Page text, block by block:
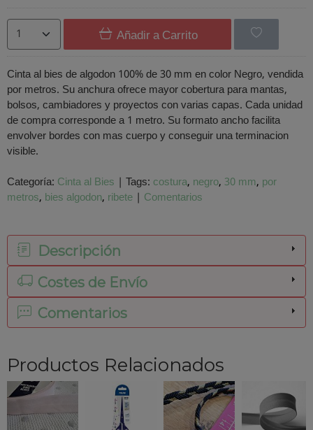
Añadir a Carrito
Cinta al bies de algodon 100% de 30 mm en color Negro, vendida
por metros. Su anchura ofrece mayor cobertura para mantas,
bolsos, cambiadores y proyectos con varias capas. Cada unidad
de compra corresponde a 1 metro. Su formato ancho facilita
envolver bordes con mas cuerpo y conseguir una terminacion
visible.
Categoría: Cinta al Bies | Tags: costura negro 30 mm por
metros bies algodon ribete | Comentarios
Descripción
Costes de Envío
Comentarios
Productos Relacionados